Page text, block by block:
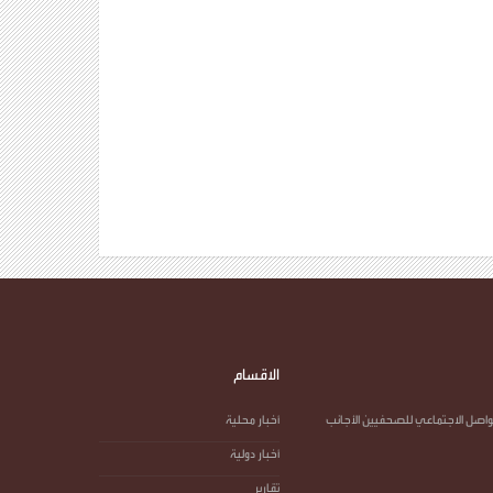
الاجتماعي للصحفيين الأجانب
الاقسام
أخبار محلية
أخبار دولية
تقارير